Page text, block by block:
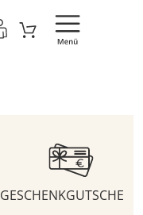
GESCHENKGUTSCHEINE